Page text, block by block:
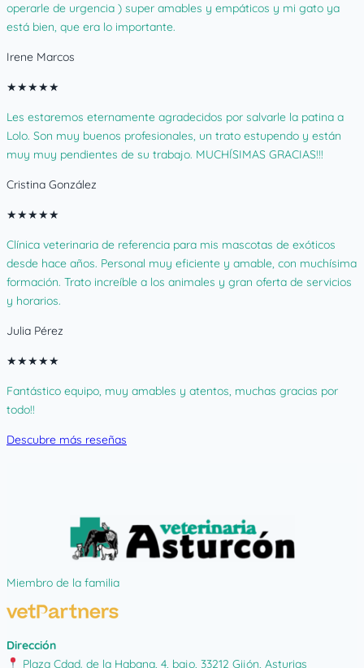
operarle de urgencia ) super amables y empáticos y mi gato ya
está bien, que era lo importante.
Irene Marcos
★★★★★
Les estaremos eternamente agradecidos por salvarle la patina a
Lolo. Son muy buenos profesionales, un trato estupendo y están
muy muy pendientes de su trabajo. MUCHÍSIMAS GRACIAS!!!
Cristina González
★★★★★
Clínica veterinaria de referencia para mis mascotas de exóticos
desde hace años. Personal muy eficiente y amable, con muchísima
formación. Trato increíble a los animales y gran oferta de servicios
y horarios.
Julia Pérez
★★★★★
Fantástico equipo, muy amables y atentos, muchas gracias por
todo!!
Descubre más reseñas
Miembro de la familia
Dirección
Plaza Cdad. de la Habana, 4, bajo, 33212 Gijón, Asturias